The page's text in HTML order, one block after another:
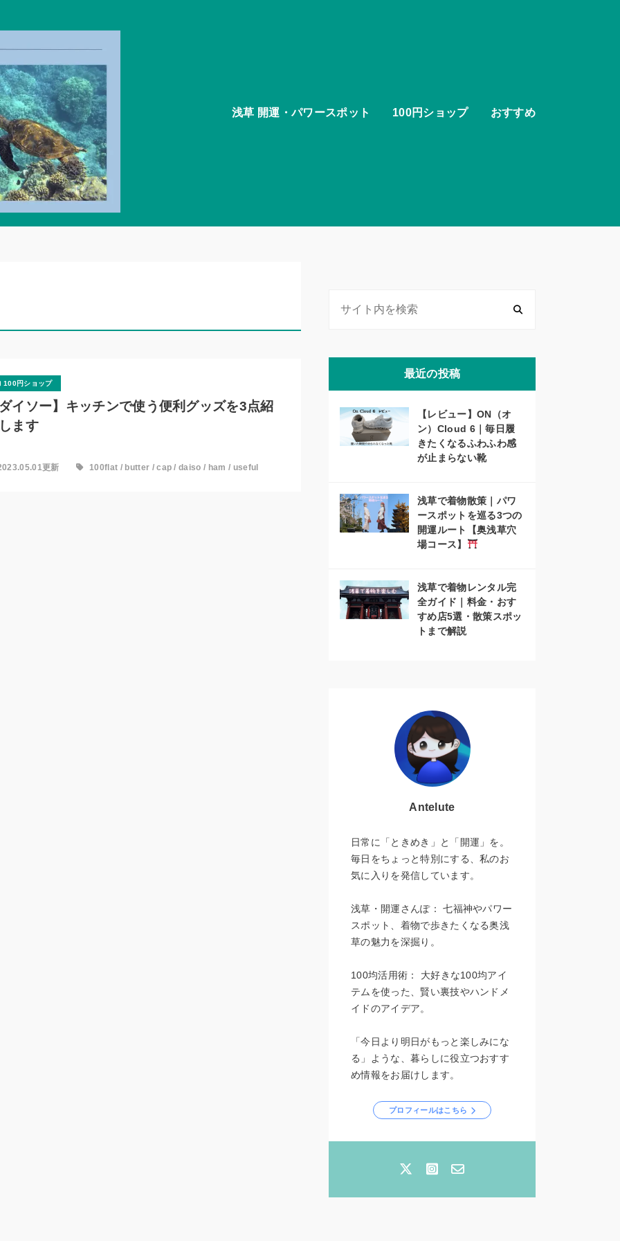
浅草 開運・パワースポット 100円ショップ おすすめ
100円ショップ
イソー】キッチンで使う便利グッズを3点紹
ます
更新 100flat / butter /cap /daiso / ham / useful
最近の投稿
【レビュー】ON（オ
ン）Cloud 6｜毎日履
きたくなるふわふわ感
が止まらない靴
浅草で着物散策｜パワ
ースポットを巡る3つの
開運ルート【奥浅草穴
場コース】
浅草で着物レンタル完
全ガイド｜料金・おす
すめ店5選・散策スポッ
トまで解説
Antelute
日常に「ときめき」と「開運」を。
毎日をちょっと特別にする、私のお
気に入りを発信しています。
浅草・開運さんぽ： 七福神やパワー
スポット、着物で歩きたくなる奥浅
草の魅力を深掘り。
100均活用術： 大好きな100均アイ
テムを使った、賢い裏技やハンドメ
イドのアイデア。
「今日より明日がもっと楽しみにな
る」ような、暮らしに役立つおすす
め情報をお届けします。
プロフィールはこちら